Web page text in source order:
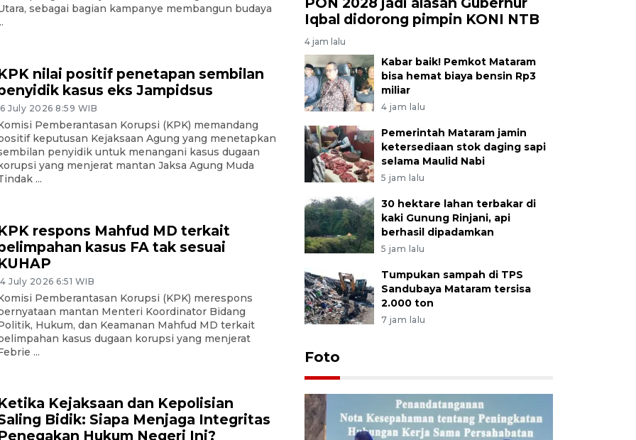
sebagai bagian kampanye membangun budaya
nilai positif penetapan sembilan
kasus eks Jampidsus
July 2026 8:59 WIB
Pemberantasan Korupsi (KPK) memandang
keputusan Kejaksaan Agung yang menetapkan
penyidik untuk menangani kasus dugaan
yang menjerat mantan Jaksa Agung Muda
...
respons Mahfud MD terkait
kasus FA tak sesuai
July 2026 6:51 WIB
Pemberantasan Korupsi (KPK) merespons
mantan Menteri Koordinator Bidang
Hukum, dan Keamanan Mahfud MD terkait
kasus dugaan korupsi yang menjerat
...
Kejaksaan dan Kepolisian
Bidik: Siapa Menjaga Integritas
Hukum Negeri Ini?
Iqbal didorong pimpin KONI NTB
4 jam lalu
Kabar baik! Pemkot Mataram
bisa hemat biaya bensin Rp3
miliar
4 jam lalu
Pemerintah Mataram jamin
ketersediaan stok daging sapi
selama Maulid Nabi
5 jam lalu
30 hektare lahan terbakar di
kaki Gunung Rinjani, api
berhasil dipadamkan
5 jam lalu
Tumpukan sampah di TPS
Sandubaya Mataram tersisa
2.000 ton
7 jam lalu
Foto